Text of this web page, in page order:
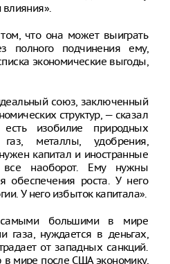
что она может выиграть
полного подчинения ему,
экономические выгоды,
союз, заключенный
структур, — сказал
изобилие природных
металлы, удобрения,
капитал и иностранные
все наоборот. Ему нужны
обеспечения роста. У него
У него избыток капитала».
самыми большими в мире
газа, нуждается в деньгах,
от западных санкций.
мире после США экономику,